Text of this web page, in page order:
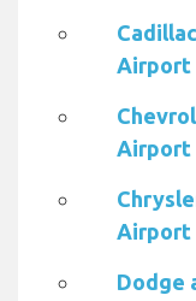
Airport
Airport
Airport
Dodge